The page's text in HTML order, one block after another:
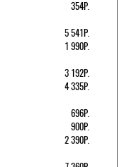
354Р.
5 541Р.
1 990Р.
3 192Р.
4 335Р.
696Р.
900Р.
2 390Р.